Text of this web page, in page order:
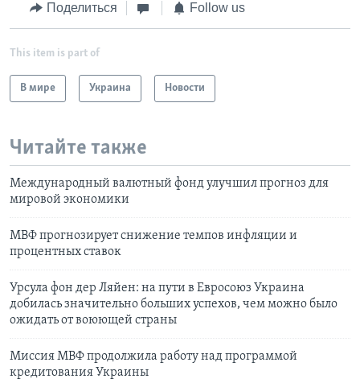
Поделиться Follow us
This item is part of
В мире Украина Новости
Читайте также
Международный валютный фонд улучшил прогноз для
мировой экономики
МВФ прогнозирует снижение темпов инфляции и
процентных ставок
Урсула фон дер Ляйен: на пути в Евросоюз Украина
добилась значительно больших успехов, чем можно было
ожидать от воюющей страны
Миссия МВФ продолжила работу над программой
кредитования Украины